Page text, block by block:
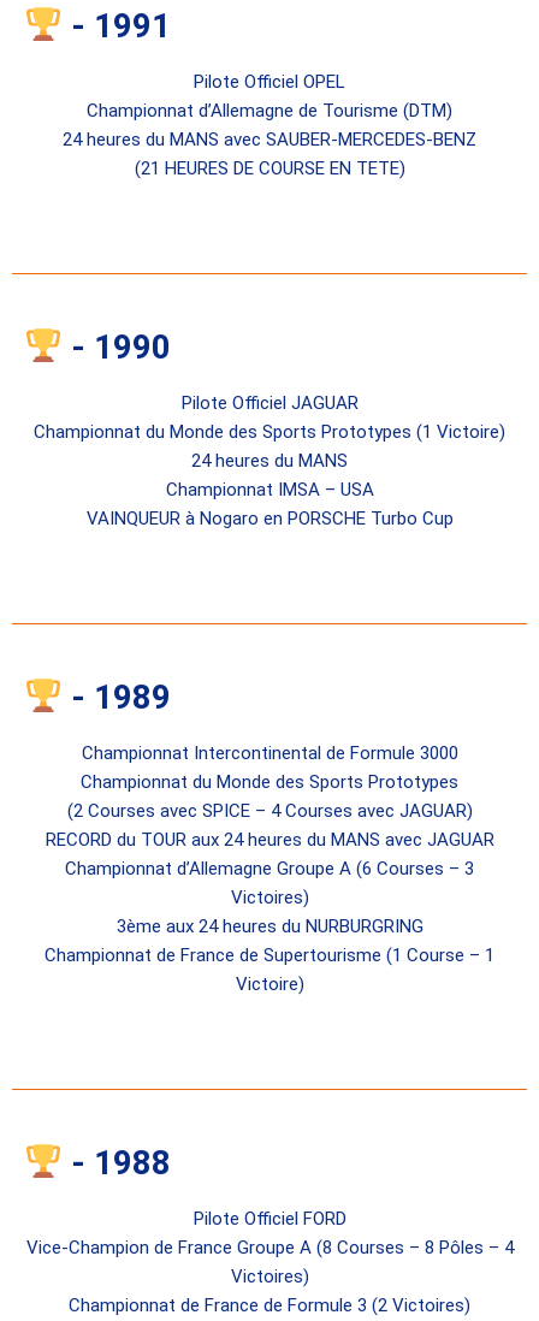
- 1991
Pilote Officiel OPEL
Championnat d’Allemagne de Tourisme (DTM)
24 heures du MANS avec SAUBER-MERCEDES-BENZ
(21 HEURES DE COURSE EN TETE)
- 1990
Pilote Officiel JAGUAR
Championnat du Monde des Sports Prototypes (1 Victoire)
24 heures du MANS
Championnat IMSA – USA
VAINQUEUR à Nogaro en PORSCHE Turbo Cup
- 1989
Championnat Intercontinental de Formule 3000
Championnat du Monde des Sports Prototypes
(2 Courses avec SPICE – 4 Courses avec JAGUAR)
RECORD du TOUR aux 24 heures du MANS avec JAGUAR
Championnat d’Allemagne Groupe A (6 Courses – 3
Victoires)
3ème aux 24 heures du NURBURGRING
Championnat de France de Supertourisme (1 Course – 1
Victoire)
- 1988
Pilote Officiel FORD
Vice-Champion de France Groupe A (8 Courses – 8 Pôles – 4
Victoires)
Championnat de France de Formule 3 (2 Victoires)